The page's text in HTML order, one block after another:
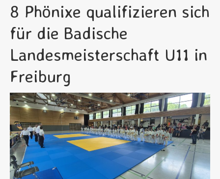
8 Phönixe qualifizieren sich
für die Badische
Landesmeisterschaft U11 in
Freiburg